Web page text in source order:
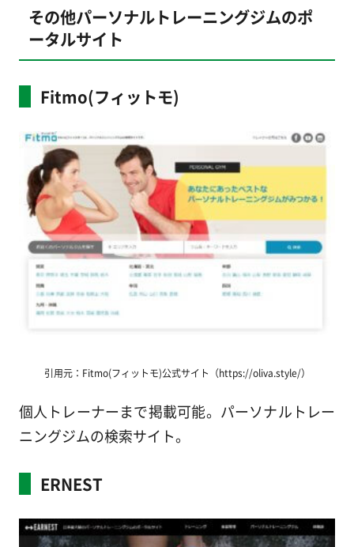
その他パーソナルトレーニングジムのポ
ータルサイト
Fitmo(フィットモ)
引用元：Fitmo(フィットモ)公式サイト（https://oliva.style/）
個人トレーナーまで掲載可能。パーソナルトレー
ニングジムの検索サイト。
ERNEST